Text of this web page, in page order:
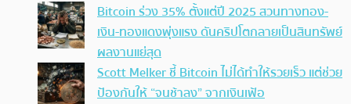
Bitcoin ร่วง 35% ตั้งแต่ปี 2025 สวนทางทอง-
เงิน-ทองแดงพุ่งแรง ดันคริปโตกลายเป็นสินทรัพย์
ผลงานแย่สุด
Scott Melker ชี้ Bitcoin ไม่ได้ทำให้รวยเร็ว แต่ช่วย
ป้องกันให้ “จนช้าลง” จากเงินเฟ้อ